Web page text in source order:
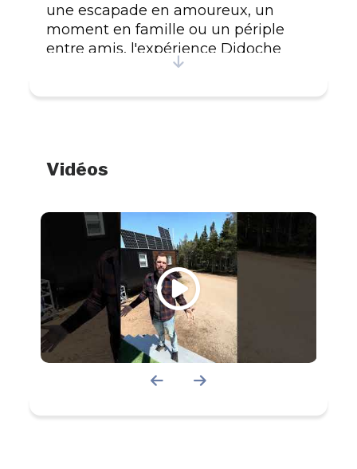
une escapade en amoureux, un
moment en famille ou un périple
entre amis, l'expérience Didoche
contribuera à rendre votre séjour
d'accueillir un maximum de 4
(incluant laveuse-sécheuse 2 en 1)
Système solaire performant pour la
production électrique des
équipements Patio, barbecue, pot à
feu et ameublement extérieur
#CITQ : 312584
Vidéos